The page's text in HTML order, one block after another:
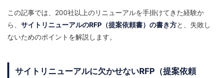
この記事では、200社以上のリニューアルを手掛けてきた経験か
ら、 サイトリニューアルのRFP（提案依頼書）の書き方と、失敗し
ないためのポイントを解説します。
サイトリニューアルに欠かせないRFP（提案依頼